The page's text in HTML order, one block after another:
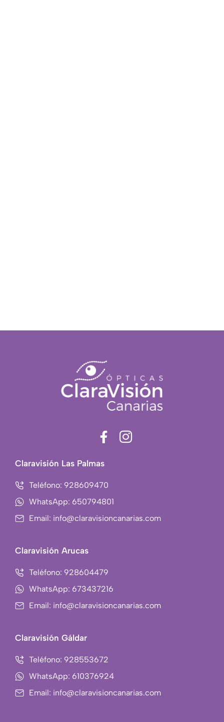
F
c
b
o
o
k
I
s
m
-
Claravisión Las Palmas
Teléfono: 928609470
WhatsApp: 650794801
Email: info@claravisioncanarias.com
Claravisión Arucas
Teléfono: 928604479
WhatsApp: 673437216
Email: info@claravisioncanarias.com
Claravisión Gáldar
Teléfono: 928553672
WhatsApp: 610376924
Email: info@claravisioncanarias.com